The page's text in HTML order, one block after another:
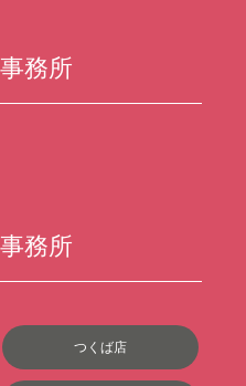
務所
務所
つくば店